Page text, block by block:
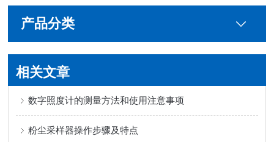
产品分类
相关文章
数字照度计的测量方法和使用注意事项
粉尘采样器操作步骤及特点